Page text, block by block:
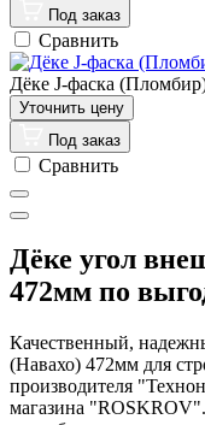
Под заказ
Сравнить
Дёке J-фаска
Под заказ
Сравнить
Дёке угол
472мм по
Качественный,
(Навахо) 472мм для
производителя
магазина